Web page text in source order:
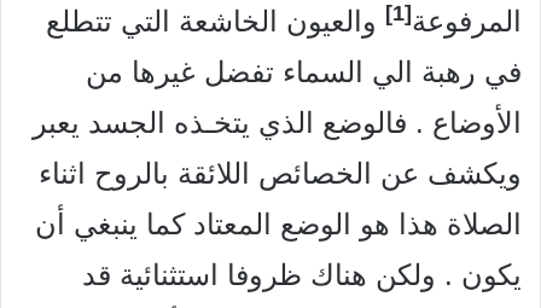
المرفوعة [1]
والعيون الخاشعة التي تتطلع
في رهبة الي السماء تفضل غيرها من
الأوضاع . فالوضع الذي يتخـذه الجسد يعبر
ويكشف عن الخصائص اللائقة بالروح اثناء
الصلاة هذا هو الوضع المعتاد كما ينبغي أن
يكون . ولكن هناك ظروفا استثنائية قد